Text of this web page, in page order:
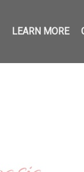
LEARN MORE